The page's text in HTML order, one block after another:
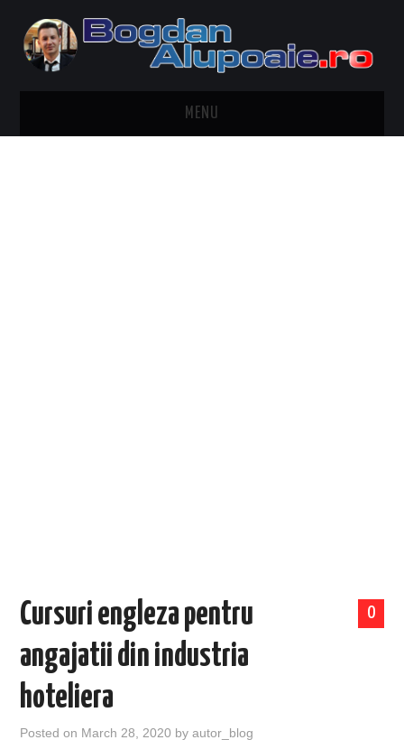
MENU
0
Cursuri engleza pentru
angajatii din industria
hoteliera
Posted on March 28, 2020 byautor_blog